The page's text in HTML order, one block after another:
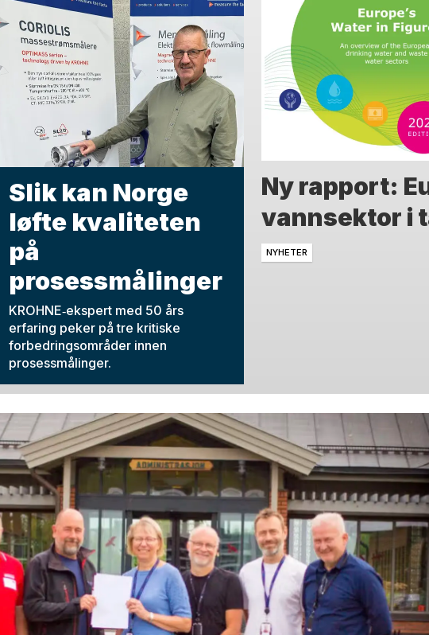
Slik kan Norge
løfte kvaliteten
på
prosessmålinger
KROHNE‑ekspert med 50 års
erfaring peker på tre kritiske
forbedringsområder innen
prosessmålinger.
Ny rapport:
vannsektor i
NYHETER